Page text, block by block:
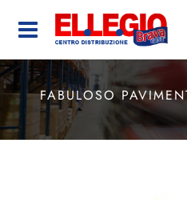
Open
FABULOSO